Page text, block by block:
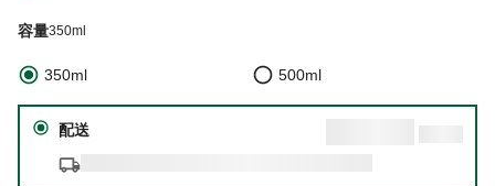
容量350ml
350ml 500ml
配送